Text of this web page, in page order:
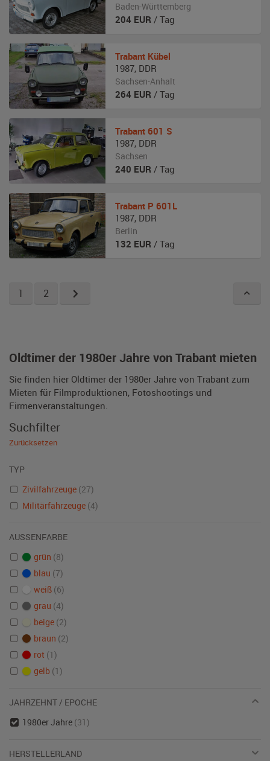
Oldtimer der 1980er Jahre von Trabant mieten
Sie finden hier Oldtimer der 1980er Jahre von Trabant zum
Mieten für Filmproduktionen, Fotoshootings und
Firmenveranstaltungen.
Baden-Württemberg
204 EUR / Tag
Trabant Kübel
1987, DDR
Sachsen-Anhalt
264 EUR / Tag
Trabant 601 S
1987, DDR
Sachsen
240 EUR / Tag
Trabant P 601L
1987, DDR
Berlin
132 EUR / Tag
1 2
Suchfilter
Zurücksetzen
TYP
Zivilfahrzeuge (27)
Militärfahrzeuge (4)
AUSSENFARBE
grün (8)
blau (7)
weiß (6)
grau (4)
beige (2)
braun (2)
rot (1)
gelb (1)
JAHRZEHNT / EPOCHE
1980er Jahre (31)
HERSTELLERLAND